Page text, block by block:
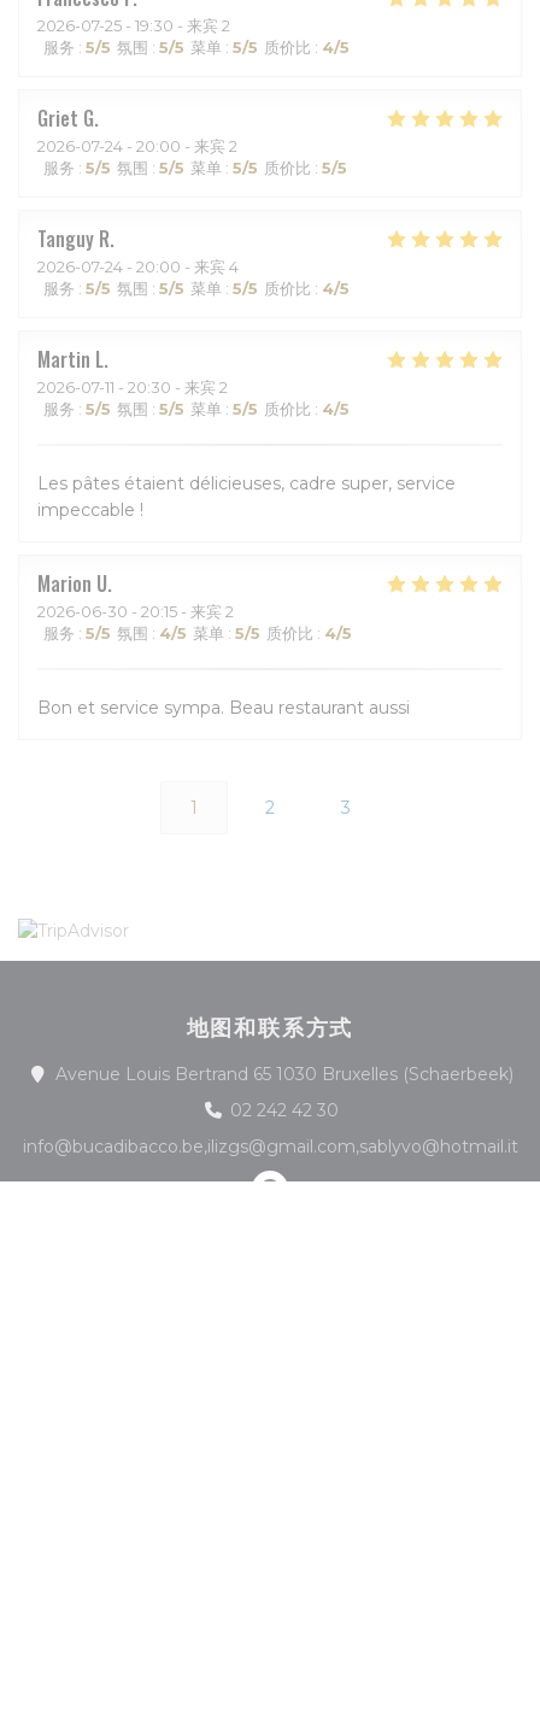
2026-07-25 - 19:30 - 来宾 2
服务 : 5/5 氛围 : 5/5 菜单 : 5/5 质价比 : 4/5
Griet G
2026-07-24 - 20:00 - 来宾 2
服务 : 5/5 氛围 : 5/5 菜单 : 5/5 质价比 : 5/5
Tanguy R
2026-07-24 - 20:00 - 来宾 4
服务 : 5/5 氛围 : 5/5 菜单 : 5/5 质价比 : 4/5
Martin L
2026-07-11 - 20:30 - 来宾 2
服务 : 5/5 氛围 : 5/5 菜单 : 5/5 质价比 : 4/5
Les pâtes étaient délicieuses, cadre super, service
impeccable !
Marion U
2026-06-30 - 20:15 - 来宾 2
服务 : 5/5 氛围 : 4/5 菜单 : 5/5 质价比 : 4/5
Bon et service sympa. Beau restaurant aussi
1 2 3
地图和联系方式
Avenue Louis Bertrand 65 1030 Bruxelles (Schaerbeek)((
02 242 42 30
info@bucadibacco.be,ilizgs@gmail.com,sablyvo@hotmail.it